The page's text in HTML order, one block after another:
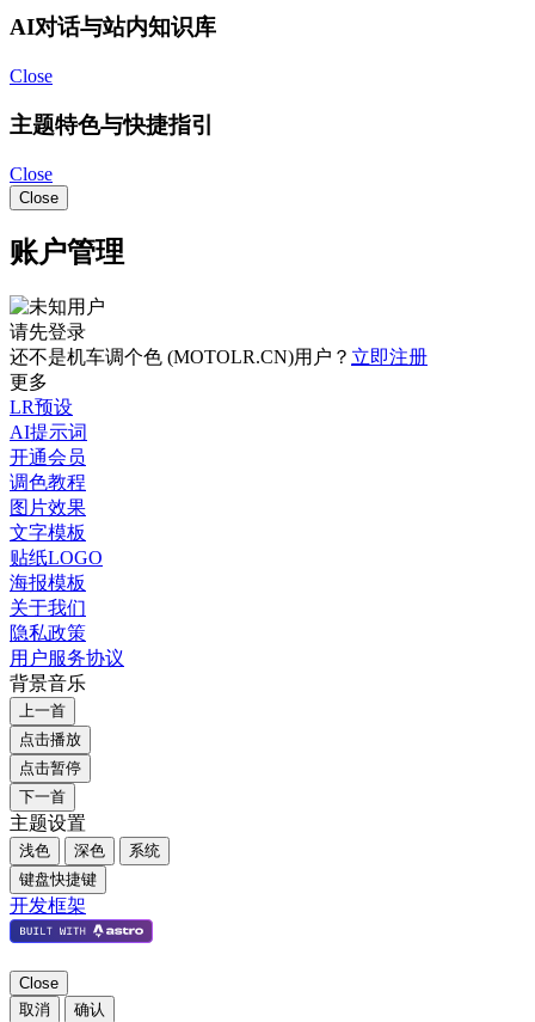
AI对话与站内知识库
Close
主题特色与快捷指引
Close
Close
账户管理
请先登录
还不是机车调个色 (MOTOLR.CN)用户？ 立即注册
更多
LR预设
AI提示词
开通会员
调色教程
图片效果
文字模板
贴纸LOGO
海报模板
关于我们
隐私政策
用户服务协议
背景音乐
上一首
点击播放
点击暂停
下一首
主题设置
浅色 深色
系统
键盘快捷键
开发框架
Close
取消
确认